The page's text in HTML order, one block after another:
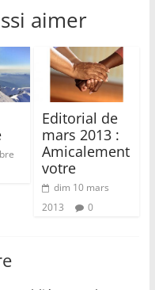
aimer
Editorial de
mars 2013 :
Amicalement
votre
dim 10 mars
2013
0